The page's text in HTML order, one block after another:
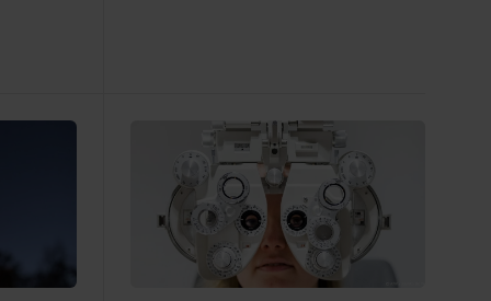
Rusland. Het aandeel werd bijna 6
procent hoger gezet en was daarmee
opnieuw de sterkste stijger in de
MidKap. Donderdag won CSG al 5,7
procent.